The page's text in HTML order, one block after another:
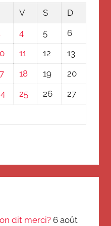
V S
D
4 5
6
11 12
13
18 19
20
25 26
27
dit merci? 6 août